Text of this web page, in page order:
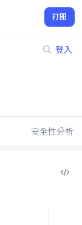
打開
登入
安全性分析